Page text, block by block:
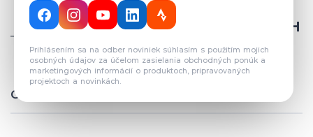
Prihlásením sa na odber noviniek súhlasím s použitím mojich
osobných údajov za účelom zasielania obchodných ponúk a
marketingových informácií o produktoch, pripravovaných
projektoch a novinkách.
CELKOVÝ POČET REGISTROVANÝCH
TÍMOV: 82
Celkové výsledky